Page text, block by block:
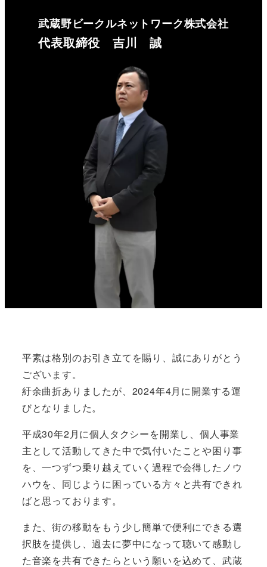
武蔵野ビークルネットワーク株式会社
代表取締役 吉川 誠
平素は格別のお引き立てを賜り、誠にありがとう
ございます。
紆余曲折ありましたが、2024年4月に開業する運
びとなりました。
平成30年2月に個人タクシーを開業し、個人事業
主として活動してきた中で気付いたことや困り事
を、一つずつ乗り越えていく過程で会得したノウ
ハウを、同じように困っている方々と共有できれ
ばと思っております。
また、街の移動をもう少し簡単で便利にできる選
択肢を提供し、過去に夢中になって聴いて感動し
た音楽を共有できたらという願いを込めて、武蔵